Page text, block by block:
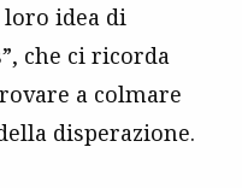
loro idea di
che ci ricorda
a colmare
disperazione.